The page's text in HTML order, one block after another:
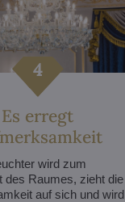
Es erregt
wird zum
des Raumes, zieht die
auf sich und wird